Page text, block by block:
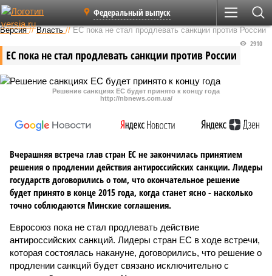
Федеральный выпуск
Версия //Власть //ЕС пока не стал продлевать санкции против России
ЕС пока не стал продлевать санкции против России
2910
Решение санкциях ЕС будет принято к концу года
http://nbnews.com.ua/
Вчерашняя встреча глав стран ЕС не закончилась принятием
решения о продлении действия антироссийских санкции. Лидеры
государств договорились о том, что окончательное решение
будет принято в конце 2015 года, когда станет ясно - насколько
точно соблюдаются Минские соглашения.
Евросоюз пока не стал продлевать действие
антироссийских санкций. Лидеры стран ЕС в ходе встречи,
которая состоялась накануне, договорились, что решение о
продлении санкций будет связано исключительно с